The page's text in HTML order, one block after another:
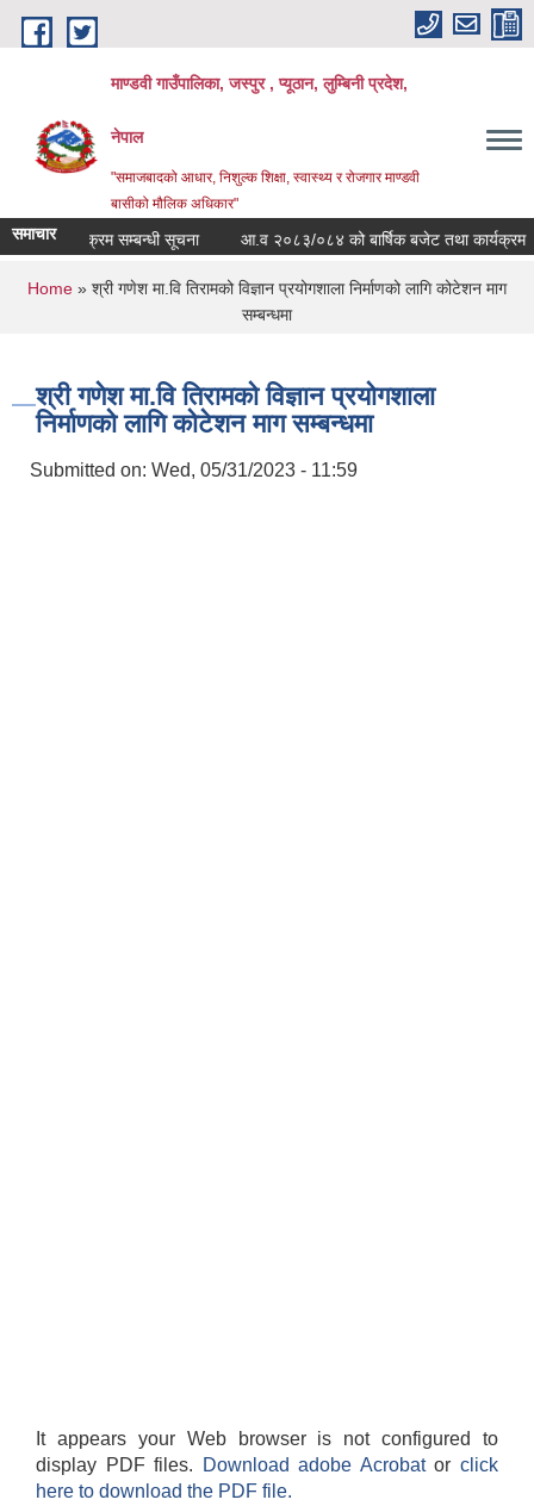
Skip to main content
माण्डवी गाउँपालिका, जस्पुर , प्यूठान, लुम्बिनी प्रदेश,
नेपाल
"समाजबादको आधार, निशुल्क शिक्षा, स्वास्थ्य र रोजगार माण्डवी
बासीको मौलिक अधिकार"
समाचार
खेति कार्यक्रम सम्बन्धी सूचना आ.व २०८३/०८४ को बार्षिक बजेट तथा कार्यक्रम
You are here
Home » श्री गणेश मा.वि तिरामको विज्ञान प्रयोगशाला निर्माणको लागि कोटेशन माग
सम्बन्धमा
श्री गणेश मा.वि तिरामको विज्ञान प्रयोगशाला
निर्माणको लागि कोटेशन माग सम्बन्धमा
Submitted on: Wed, 05/31/2023 - 11:59
It appears your Web browser is not configured to
display PDF files.
Download adobe Acrobatorclick
here to download the PDF file.